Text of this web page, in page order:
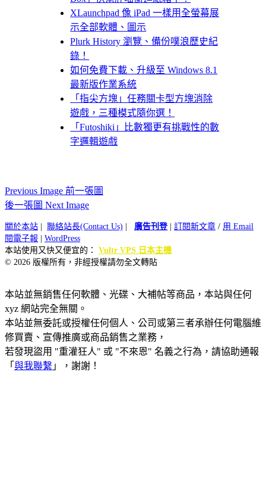
XLaunchpad 像 iPad 一樣用全螢幕展
示全部軟體、圖示
Plurk History 瀏覽、備份噗浪歷史紀
錄！
如何免費下載、升級至 Windows 8.1
最新版作業系統
「指尖方塊」任務關卡型方塊消除
遊戲，三種模式隨你選！
「Futoshiki」比數獨更有挑戰性的數
字邏輯遊戲
Previous Image 前一張圖
後一張圖 Next Image
關於本站 聯絡站長(Contact Us) 廣告刊登| 訂閱新文章 / 用 Email
閱電子報
WordPress
本站使用又快又便宜的： Vultr VPS 日本主機
© 2026 版權所有，非經授權請勿全文轉貼
本站並無銷售任何軟體、光碟、大補帖等商品，本站與任何
xyz 網站完全無關。
本站並無委託或授權任何個人、公司或第三者承辦任何電腦維
修買賣、宣傳推廣或商品銷售之業務，
若發現盜用 "重灌狂人" 或 "不來恩" 名義之行為，請協助通報
「 與我聯繫 」，謝謝！